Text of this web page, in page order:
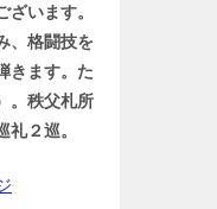
います。
、格闘技を
きます。た
。秩父札所
２巡。